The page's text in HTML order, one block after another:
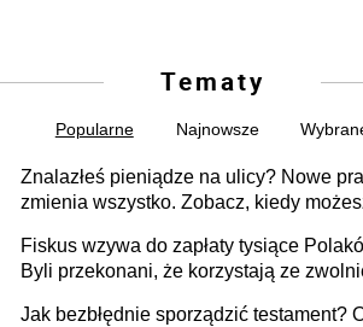
Tematy
Popularne Najnowsze
Znalazłeś pieniądze na ulicy? Nowe
zmienia wszystko. Zobacz, kiedy
Fiskus wzywa do zapłaty tysiące
Byli przekonani, że korzystają ze
Jak bezbłędnie sporządzić testament?